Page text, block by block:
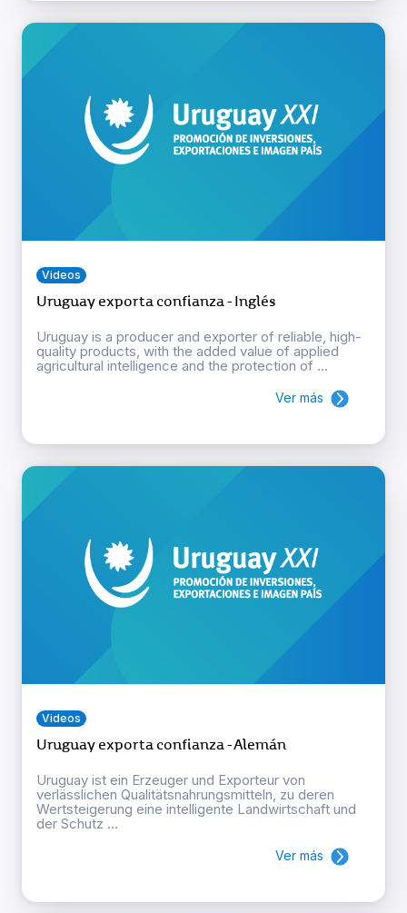
Videos
Uruguay exporta confianza - Inglés
Uruguay is a producer and exporter of reliable, high-
quality products, with the added value of applied
agricultural intelligence and the protection of ...
Ver más
Videos
Uruguay exporta confianza - Alemán
Uruguay ist ein Erzeuger und Exporteur von
verlässlichen Qualitätsnahrungsmitteln, zu deren
Wertsteigerung eine intelligente Landwirtschaft und
der Schutz ...
Ver más